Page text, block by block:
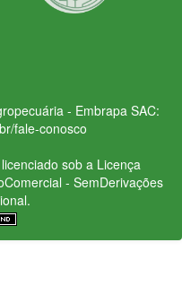
- Embrapa SAC:
fale-conosco
sob a Licença
- SemDerivações